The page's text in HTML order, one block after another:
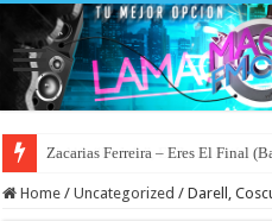
Zacarias Ferreira – Eres El Final
Home / Uncategorized / Darell,